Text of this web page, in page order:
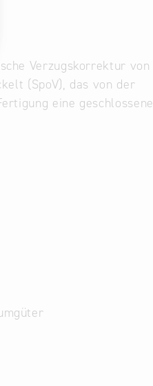
Verzugskorrektur von
(SpoV), das von der
eine geschlossene